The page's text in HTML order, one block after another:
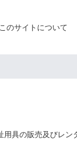
このサイトについて